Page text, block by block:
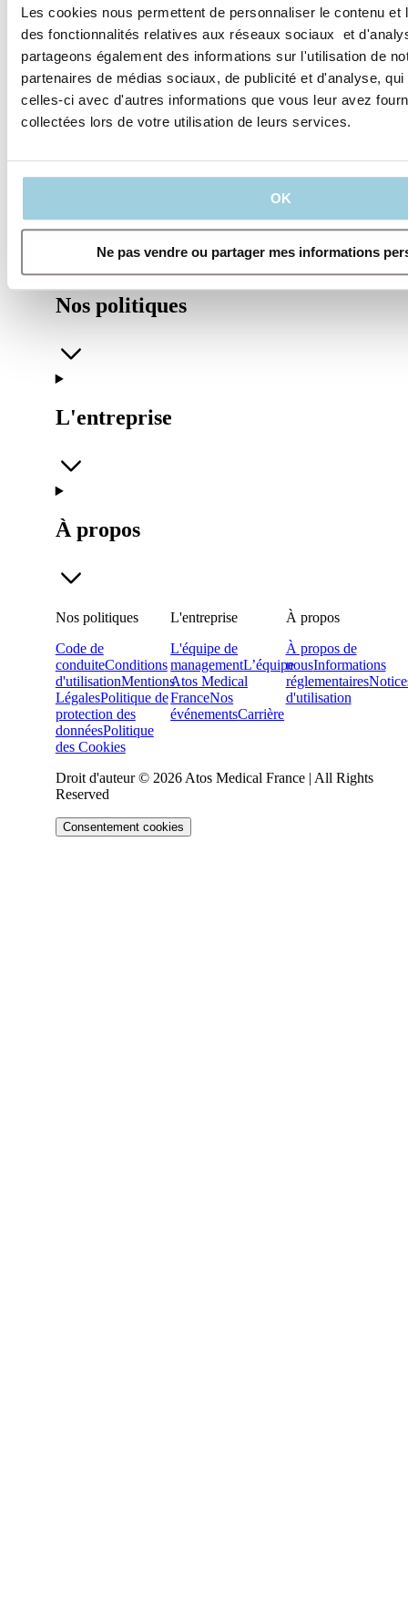
Les cookies nous permettent de personnaliser le contenu et
des fonctionnalités relatives aux réseaux sociaux et
partageons également des informations sur l'utilisation de
partenaires de médias sociaux, de publicité et d'analyse,
celles-ci avec d'autres informations que vous leur avez
collectées lors de votre utilisation de leurs services.
OK
Ne pas vendre ou partager mes informations
Spécifications
Partager Sauvegarder dans mon contenu
Nos politiques
L'entreprise
À propos
Nos politiques
Code de
conduiteConditions
d'utilisationMentions
LégalesPolitique de
protection des
donnéesPolitique
des Cookies
L'entreprise
L'équipe de
managementL’équipe
Atos Medical
FranceNos
événementsCarrière
À propos
À propos de
nousInformations
réglementaires
d'utilisation
Droit d'auteur © 2026 Atos Medical France | All Rights
Reserved
Consentement cookies